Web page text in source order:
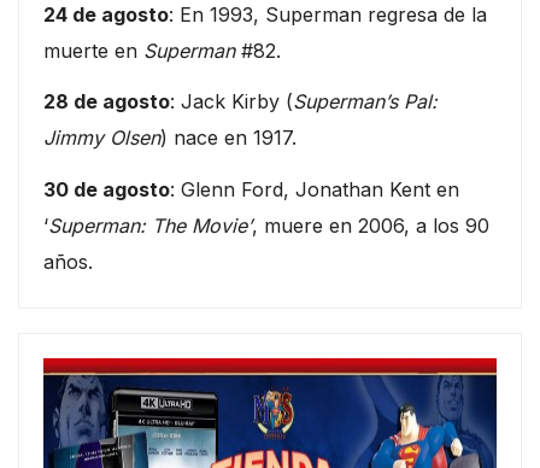
24 de agosto: En 1993, Superman regresa de la
muerte en Superman#82.
28 de agosto: Jack Kirby (Superman’s Pal:
Jimmy Olsen) nace en 1917.
30 de agosto: Glenn Ford, Jonathan Kent en
‘Superman: The Movie’, muere en 2006, a los 90
años.